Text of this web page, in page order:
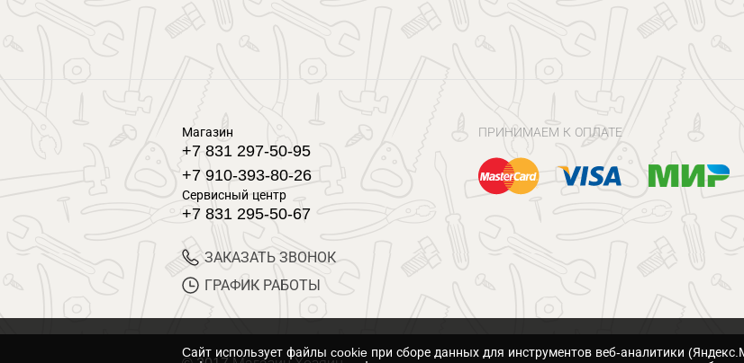
Магазин
+7 831 297-50-95
+7 910-393-80-26
Сервисный центр
+7 831 295-50-67
ЗАКАЗАТЬ ЗВОНОК
ГРАФИК РАБОТЫ
ПРИНИМАЕМ К ОПЛАТЕ
Cайт использует файлы cookie при сборе данных для инструментов веб-аналитики